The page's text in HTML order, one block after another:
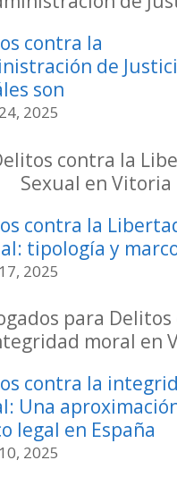
contra la
de
son
2025
contra la
tipología y
2025
contra la
Una
legal en España
2025